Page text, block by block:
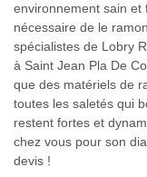
environnement sain et
nécessaire de le
spécialistes de Lobry
à Saint Jean Pla De
que des matériels de
toutes les saletés qui
restent fortes et
chez vous pour son
devis !